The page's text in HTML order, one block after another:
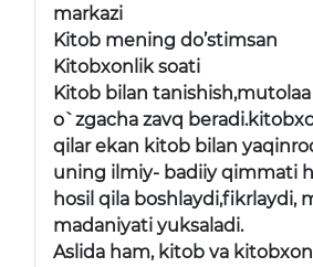
markazi
Kitob mening do’stimsan
Kitobxonlik soati
Kitob bilan
o`zgacha zavq
qilar ekan kitob bilan
uning ilmiy- badiiy qimmati
hosil qila boshlaydi,fikrlaydi,
madaniyati yuksaladi.
Aslida ham, kitob va